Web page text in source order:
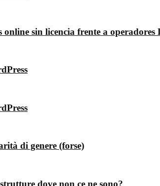
online sin licencia frente a operadores
di genere (forse)
dove non ce ne sono?